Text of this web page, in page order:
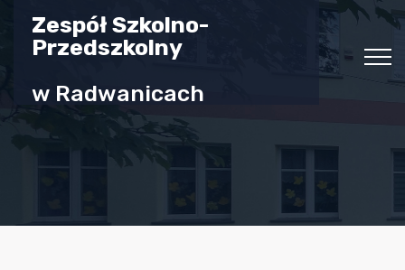
Zespół Szkolno-
Przedszkolny
w Radwanicach